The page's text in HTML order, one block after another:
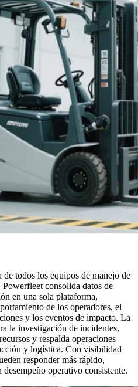
todos los equipos de manejo de
consolida datos de
en una sola plataforma,
de los operadores, el
y los eventos de impacto. La
la investigación de incidentes,
y respalda operaciones
y logística. Con visibilidad
responder más rápido,
operativo consistente.